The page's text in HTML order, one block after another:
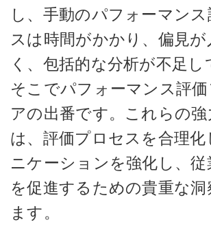
し、手動のパフォーマン
スは時間がかかり、偏見が
く、包括的な分析が不足し
そこでパフォーマンス評
アの出番です。これらの
は、評価プロセスを合理化
ニケーションを強化し、従
を促進するための貴重な洞
ます。